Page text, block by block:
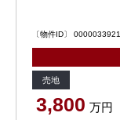
〔物件ID〕 0000033921
売地
3,800 万円